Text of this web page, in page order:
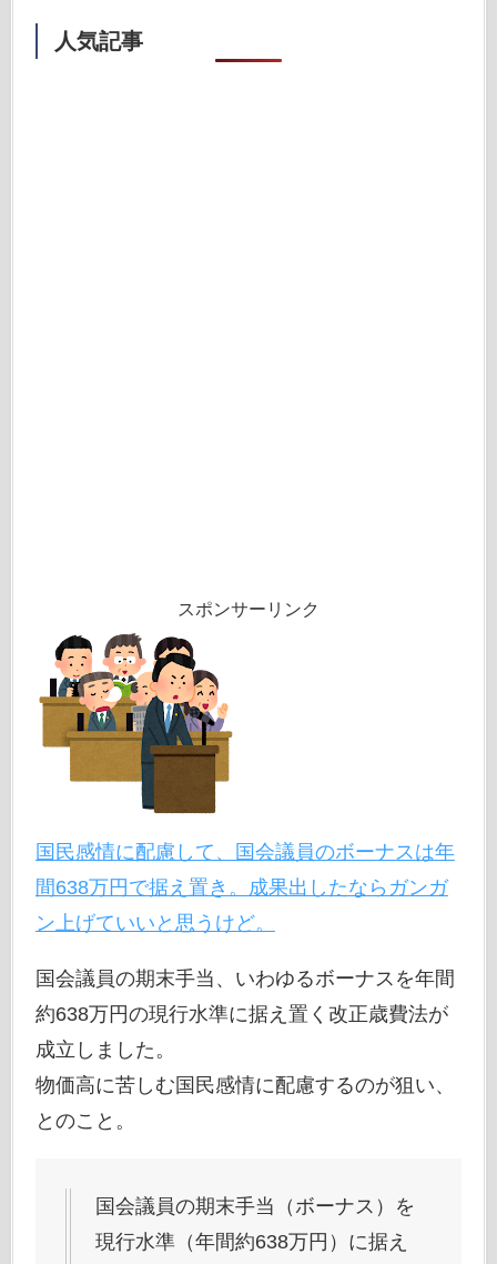
人気記事
スポンサーリンク
国民感情に配慮して、国会議員のボーナスは年
間638万円で据え置き。成果出したならガンガ
ン上げていいと思うけど。
国会議員の期末手当、いわゆるボーナスを年間
約638万円の現行水準に据え置く改正歳費法が
成立しました。
物価高に苦しむ国民感情に配慮するのが狙い、
とのこと。
国会議員の期末手当（ボーナス）を
現行水準（年間約638万円）に据え